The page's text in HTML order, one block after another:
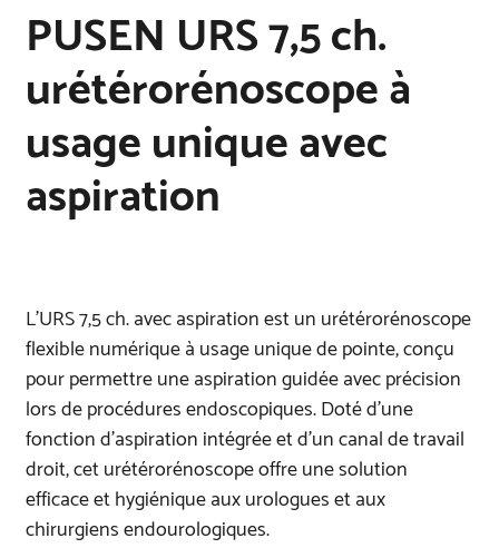
PUSEN URS 7,5 ch.
urétérorénoscope à
usage unique avec
aspiration
L’URS 7,5 ch. avec aspiration est un urétérorénoscope
flexible numérique à usage unique de pointe, conçu
pour permettre une aspiration guidée avec précision
lors de procédures endoscopiques. Doté d’une
fonction d’aspiration intégrée et d’un canal de travail
droit, cet urétérorénoscope offre une solution
efficace et hygiénique aux urologues et aux
chirurgiens endourologiques.